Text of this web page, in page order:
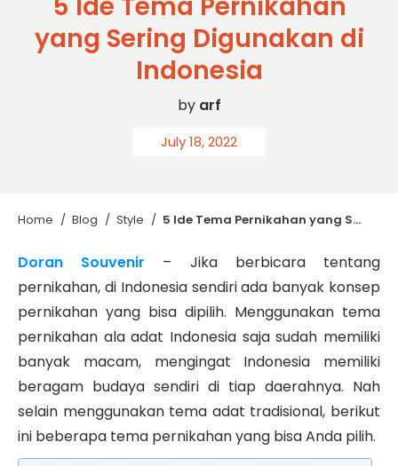
yang Sering Digunakan di
Indonesia
by arf
July 18, 2022
Home / Blog / Style / 5 Ide Tema Pernikahan yang Sering Digunakan di Indonesia
Doran Souvenir – Jika berbicara tentang
pernikahan, di Indonesia sendiri ada banyak konsep
pernikahan yang bisa dipilih. Menggunakan tema
pernikahan ala adat Indonesia saja sudah memiliki
banyak macam, mengingat Indonesia memiliki
beragam budaya sendiri di tiap daerahnya. Nah
selain menggunakan tema adat tradisional, berikut
ini beberapa tema pernikahan yang bisa Anda pilih.